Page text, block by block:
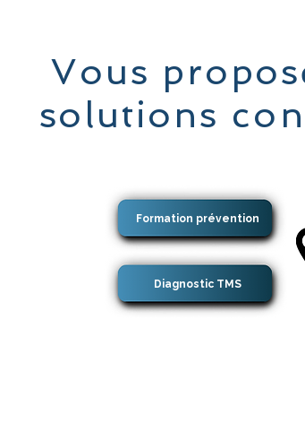
Vous
solutions
Diagnostic TMS
Formation prévention